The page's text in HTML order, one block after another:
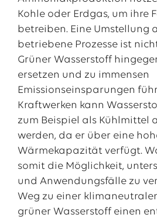
Kohle oder Erdgas, um ihre
betreiben. Eine Umstellung
betriebene Prozesse ist
Grüner Wasserstoff
ersetzen und zu immensen
Emissionseinsparungen
Kraftwerken kann
zum Beispiel als Kühlmittel
werden, da er über eine
Wärmekapazität verfügt.
somit die Möglichkeit,
und Anwendungsfälle zu
Weg zu einer
grüner Wasserstoff einen